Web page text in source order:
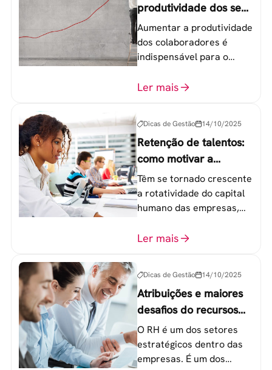
produtividade dos seus
colaboradores
Aumentar a produtividade
dos colaboradores é
indispensável para o
equipe de trabalho. 6
Ler mais
Dicas de Gestão 14/10/2025
Retenção de talentos:
como motivar a
geração Y nas
empresas?
Têm se tornado crescente
a rotatividade do capital
humano das empresas,
colaboradores na faixa de
Ler mais
Dicas de Gestão 14/10/2025
Atribuições e maiores
desafios do recursos
humanos em uma
empresa
O RH é um dos setores
estratégicos dentro das
empresas. É um dos